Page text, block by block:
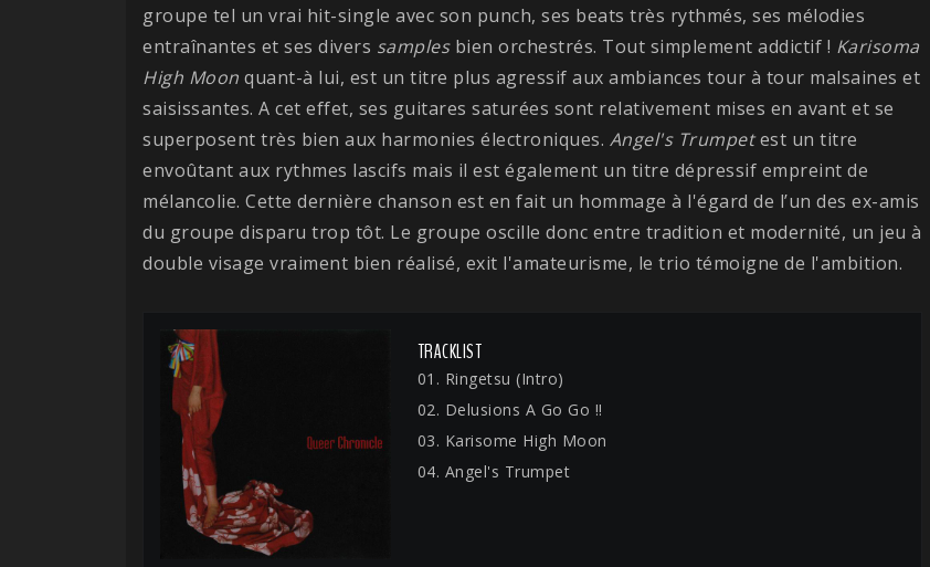
groupe tel un vrai hit-single avec son punch, ses beats très rythmés, ses mélodies
entraînantes et ses divers samplesbien orchestrés. Tout simplement addictif ! Karisoma
High Moon quant-à lui, est un titre plus agressif aux ambiances tour à tour malsaines et
saisissantes. A cet effet, ses guitares saturées sont relativement mises en avant et se
superposent très bien aux harmonies électroniques. Angel's Trumpetest un titre
envoûtant aux rythmes lascifs mais il est également un titre dépressif empreint de
mélancolie. Cette dernière chanson est en fait un hommage à l'égard de l’un des ex-amis
du groupe disparu trop tôt. Le groupe oscille donc entre tradition et modernité, un jeu à
double visage vraiment bien réalisé, exit l'amateurisme, le trio témoigne de l'ambition.
TRACKLIST
01. Ringetsu (Intro)
02. Delusions A Go Go !!
03. Karisome High Moon
04. Angel's Trumpet